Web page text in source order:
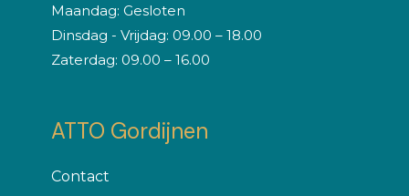
Maandag: Gesloten
Dinsdag - Vrijdag: 09.00 – 18.00
Zaterdag: 09.00 – 16.00
ATTO Gordijnen
Contact